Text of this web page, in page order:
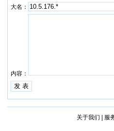
大名：
内容：
关于我们 服